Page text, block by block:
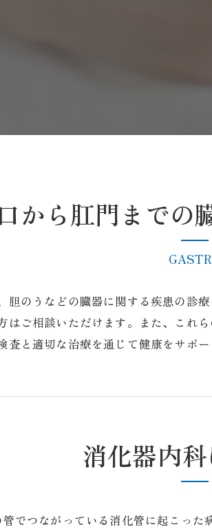
から肛門までの
胆のうなどの臓器に関する疾患の診
はご相談いただけます。また、​​これ
と適切な治療を通じて健康をサポー
消化器内
でつながっている消化管に起こっ